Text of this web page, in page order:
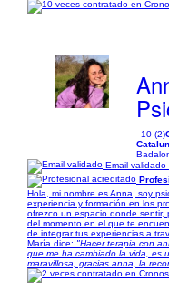
10 (2)
Email validado
Hola, mi nombre es Anna, soy
experiencia y formación en los
ofrezco un espacio donde sentir,
del momento en el que te
de integrar tus experiencias a
María dice: "Hacer terapia con
que me ha cambiado la vida, es
maravillosa, gracias anna, la